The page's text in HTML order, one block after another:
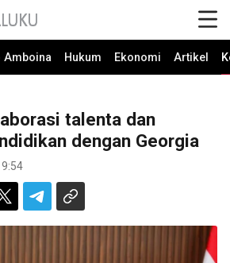
Amboina Hukum Ekonomi Artikel
talenta dan
dengan Georgia